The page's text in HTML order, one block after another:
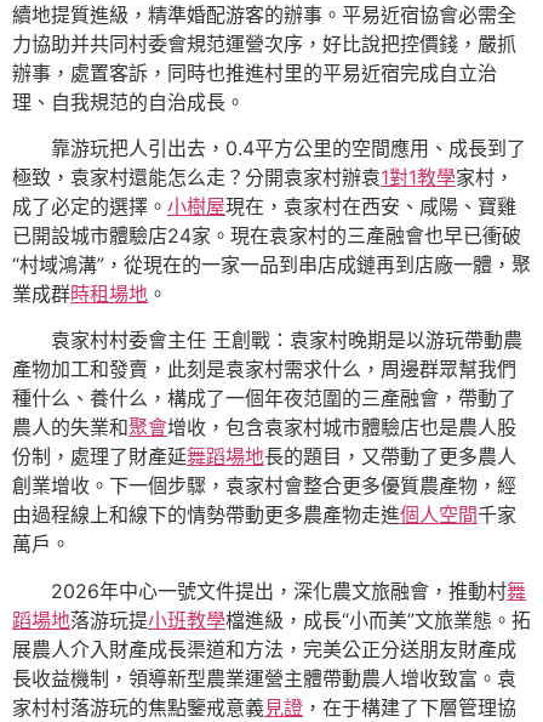
續地提質進級，精準婚配游客的辦事。平易近宿協會必需全
力協助并共同村委會規范運營次序，好比說把控價錢，嚴抓
辦事，處置客訴，同時也推進村里的平易近宿完成自立治
理、自我規范的自治成長。
靠游玩把人引出去，0.4平方公里的空間應用、成長到了
極致，袁家村還能怎么走？分開袁家村辦袁1對1教學家村，
成了必定的選擇。 小樹屋現在，袁家村在西安、咸陽、寶雞
已開設城市體驗店24家。現在袁家村的三產融會也早已衝破
“村域鴻溝”，從現在的一家一品到串店成鏈再到店廠一體，聚
業成群時租場地 。
袁家村村委會主任 王創戰：袁家村晚期是以游玩帶動農
產物加工和發賣，此刻是袁家村需求什么，周邊群眾幫我們
種什么、養什么，構成了一個年夜范圍的三產融會，帶動了
農人的失業和聚會增收，包含袁家村城市體驗店也是農人股
份制，處理了財產延舞蹈場地長的題目，又帶動了更多農人
創業增收。下一個步驟，袁家村會整合更多優質農產物，經
由過程線上和線下的情勢帶動更多農產物走進個人空間千家
萬戶。
2026年中心一號文件提出，深化農文旅融會，推動村舞
蹈場地落游玩提小班教學檔進級，成長“小而美”文旅業態。拓
展農人介入財產成長渠道和方法，完美公正分送朋友財產成
長收益機制，領導新型農業運營主體帶動農人增收致富。袁
家村村落游玩的焦點鑒戒意義見證 ，在于構建了下層管理協